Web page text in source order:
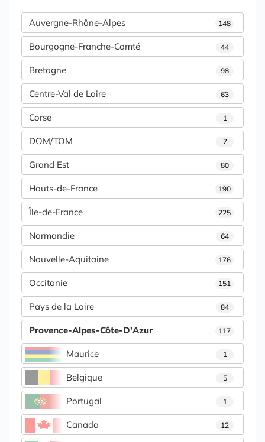
Auvergne-Rhône-Alpes 148
Bourgogne-Franche-Comté 44
Bretagne 98
Centre-Val de Loire 63
Corse 1
DOM/TOM 7
Grand Est 80
Hauts-de-France 190
Île-de-France 225
Normandie 64
Nouvelle-Aquitaine 176
Occitanie 151
Pays de la Loire 84
Provence-Alpes-Côte-D'Azur 117
Maurice 1
Belgique 5
Portugal 1
Canada 12